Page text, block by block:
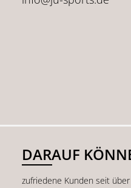
DARAUF
zufriedene Kunden seit über